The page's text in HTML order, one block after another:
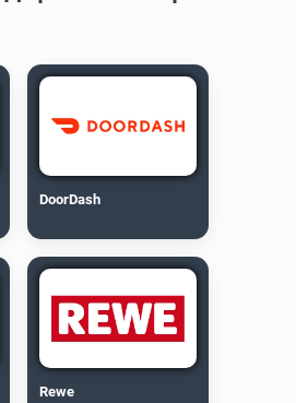
DoorDash
Rewe